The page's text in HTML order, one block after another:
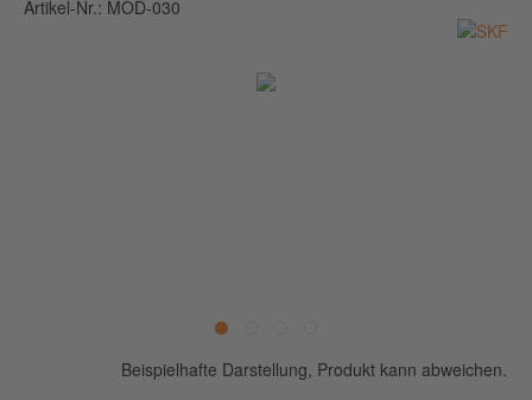
Artikel-Nr.: MOD-030
Beispielhafte Darstellung, Produkt kann abweichen.